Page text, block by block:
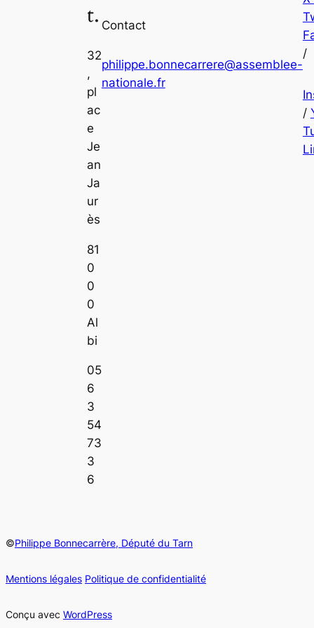
t.
32
,
pl
ac
e
Je
an
Ja
ur
ès
81
0
0
0
Al
bi
05
6
3
54
73
3
6
Contact
philippe.bonnecarrere@assemblee-
nationale.fr
/
/
©Philippe Bonnecarrère, Député du Tarn
Mentions légales Politique de confidentialité
Conçu avec WordPress